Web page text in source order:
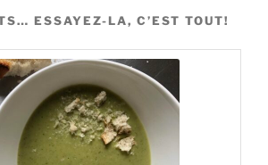
ESSAYEZ-LA, C’EST TOUT!